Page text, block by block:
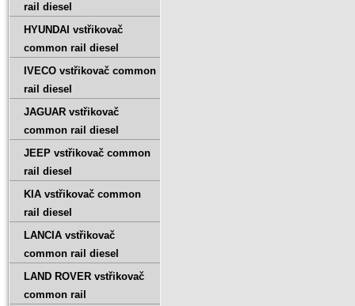
rail diesel
HYUNDAI vstřikovač
common rail diesel
IVECO vstřikovač common
rail diesel
JAGUAR vstřikovač
common rail diesel
JEEP vstřikovač common
rail diesel
KIA vstřikovač common
rail diesel
LANCIA vstřikovač
common rail diesel
LAND ROVER vstřikovač
common rail